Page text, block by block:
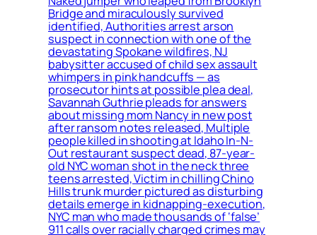
Bridge and miraculously survived
identified, Authorities arrest arson
suspect in connection with one of the
devastating Spokane wildfires, NJ
babysitter accused of child sex assault
whimpers in pink handcuffs — as
prosecutor hints at possible plea deal,
Savannah Guthrie pleads for answers
about missing mom Nancy in new post
after ransom notes released, Multiple
people killed in shooting at Idaho In-N-
Out restaurant suspect dead, 87-year-
old NYC woman shot in the neck three
teens arrested, Victim in chilling Chino
Hills trunk murder pictured as disturbing
details emerge in kidnapping-execution,
NYC man who made thousands of ‘false’
911 calls over racially charged crimes may